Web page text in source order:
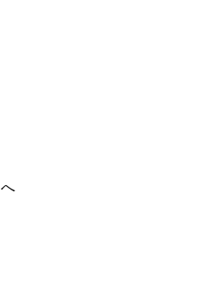
へ